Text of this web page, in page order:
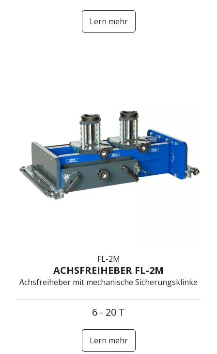
Lern mehr
FL-2M
ACHSFREIHEBER FL-2M
Achsfreiheber mit mechanische Sicherungsklinke
6 - 20 T
Lern mehr